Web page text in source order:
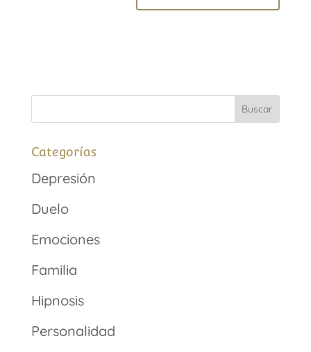
Categorías
Depresión
Duelo
Emociones
Familia
Hipnosis
Personalidad